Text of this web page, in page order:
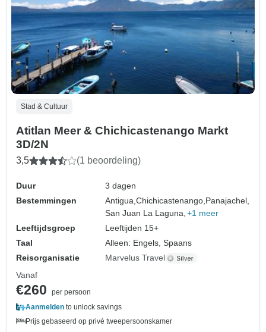
Stad & Cultuur
Atitlan Meer & Chichicastenango Markt
3D/2N
3,5 (1 beoordeling)
Duur
3 dagen
Bestemmingen
Antigua,Chichicastenango,Panajachel,
San Juan La Laguna, +1 meer
Leeftijdsgroep
Leeftijden 15+
Taal
Alleen: Engels, Spaans
Reisorganisatie
Marvelus Travel
Vanaf
€260
per persoon
Aanmelden to unlock savings
Prijs gebaseerd op privé tweepersoonskamer